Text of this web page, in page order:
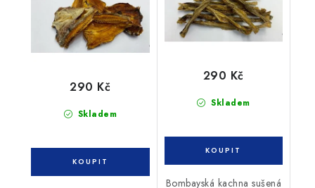
Skladem
290 Kč
Skladem
290 Kč
Bombayská kachna sušená